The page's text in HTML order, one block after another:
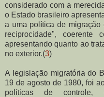
considerado com a
o Estado brasileiro
a uma política de
reciprocidade",
apresentando quanto ao
no exterior.(3)
A legislação migratória do
19 de agosto de 1980, foi
políticas de controle,